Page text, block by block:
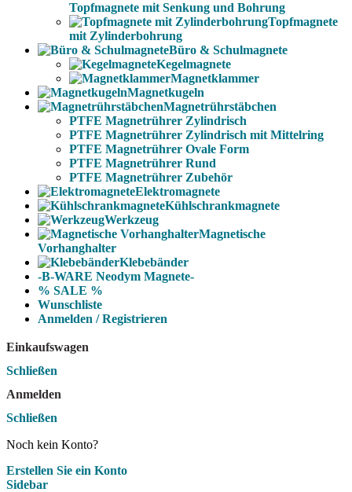
Topfmagnete mit Senkung und Bohrung
Topfmagnete
mit Zylinderbohrung
Büro & Schulmagnete
Kegelmagnete
Magnetklammer
Magnetkugeln
Magnetrührstäbchen
PTFE Magnetrührer Zylindrisch
PTFE Magnetrührer Zylindrisch mit Mittelring
PTFE Magnetrührer Ovale Form
PTFE Magnetrührer Rund
PTFE Magnetrührer Zubehör
Elektromagnete
Kühlschrankmagnete
Werkzeug
Magnetische
Vorhanghalter
Klebebänder
-B-WARE Neodym Magnete-
% SALE %
Wunschliste
Anmelden / Registrieren
Einkaufswagen
Schließen
Anmelden
Schließen
Noch kein Konto?
Erstellen Sie ein Konto
Sidebar